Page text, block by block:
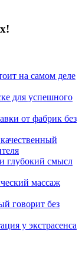
на самом деле
для успешного
от фабрик без
глубокий смысл
массаж
говорит без
у экстрасенса